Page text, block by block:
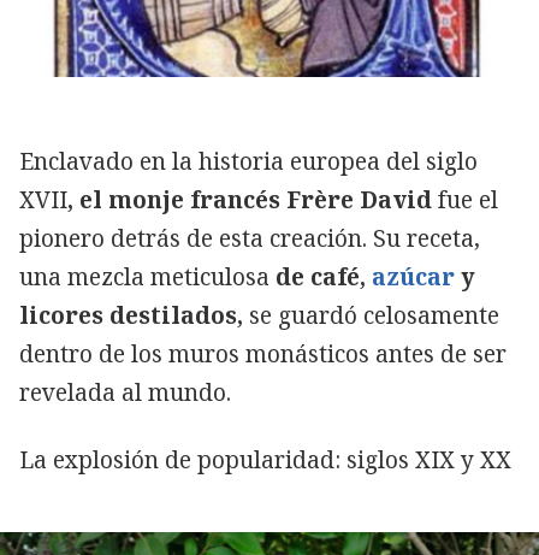
Enclavado en la historia europea del siglo
XVII, el monje francés Frère Davidfue el
pionero detrás de esta creación. Su receta,
una mezcla meticulosa de café, azúcary
licores destilados, se guardó celosamente
dentro de los muros monásticos antes de ser
revelada al mundo.
La explosión de popularidad: siglos XIX y XX